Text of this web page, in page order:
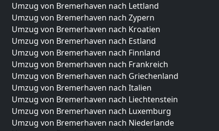
Umzug von Bremerhaven nach Lettland
Umzug von Bremerhaven nach Zypern
Umzug von Bremerhaven nach Kroatien
Umzug von Bremerhaven nach Estland
Umzug von Bremerhaven nach Finnland
Umzug von Bremerhaven nach Frankreich
Umzug von Bremerhaven nach Griechenland
Umzug von Bremerhaven nach Italien
Umzug von Bremerhaven nach Liechtenstein
Umzug von Bremerhaven nach Luxemburg
Umzug von Bremerhaven nach Niederlande